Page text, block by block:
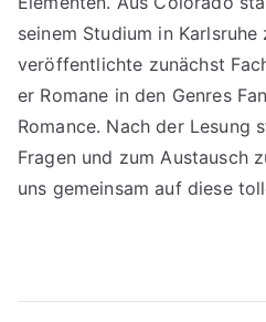
seinem Studium in Karlsruhe
veröffentlichte zunächst
er Romane in den Genres
Romance. Nach der Lesung
Fragen und zum Austausch
uns gemeinsam auf diese